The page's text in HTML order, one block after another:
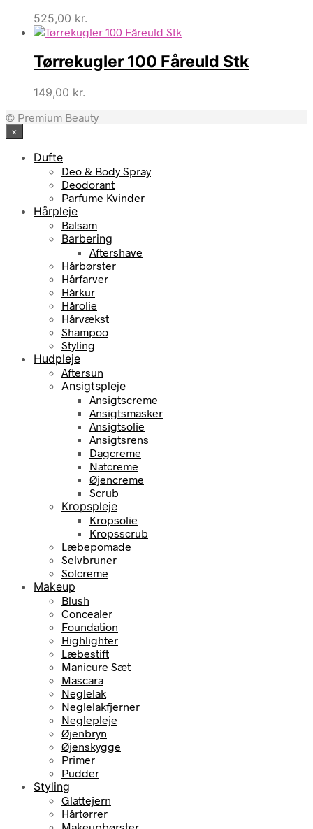
525,00 kr.
Tørrekugler 100 Fåreuld Stk
149,00 kr.
© Premium Beauty
×
Dufte
Deo & Body Spray
Deodorant
Parfume Kvinder
Hårpleje
Balsam
Barbering
Aftershave
Hårbørster
Hårfarver
Hårkur
Hårolie
Hårvækst
Shampoo
Styling
Hudpleje
Aftersun
Ansigtspleje
Ansigtscreme
Ansigtsmasker
Ansigtsolie
Ansigtsrens
Dagcreme
Natcreme
Øjencreme
Scrub
Kropspleje
Kropsolie
Kropsscrub
Læbepomade
Selvbruner
Solcreme
Makeup
Blush
Concealer
Foundation
Highlighter
Læbestift
Manicure Sæt
Mascara
Neglelak
Neglelakfjerner
Neglepleje
Øjenbryn
Øjenskygge
Primer
Pudder
Styling
Glattejern
Hårtørrer
Makeupbørster